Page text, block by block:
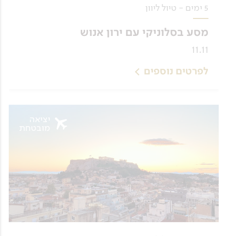
5 ימים - טיול ליוון
מסע בסלוניקי עם ירון אנוש
11.11
לפרטים נוספים
יציאה
מובטחת